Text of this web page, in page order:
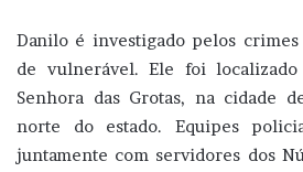
Danilo é investigado pelos
de vulnerável. Ele foi
Senhora das Grotas, na cidade
norte do estado. Equipes
juntamente com servidores dos